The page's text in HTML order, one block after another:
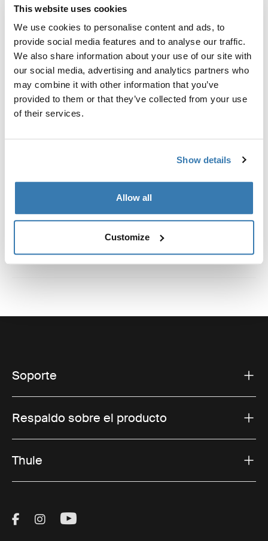
This website uses cookies
We use cookies to personalise content and ads, to
provide social media features and to analyse our traffic.
We also share information about your use of our site with
our social media, advertising and analytics partners who
may combine it with other information that you’ve
provided to them or that they’ve collected from your use
of their services.
Show details
Allow all
Customize
Kit de ajuste a la medida para montar un sistema de
portaequipajes de techo Thule en vehículos con puntos
de fijación integrados, perfil en T o puntos de fijación
de portaequipajes de instalación personalizada.
Toggle guides and instructions
Soporte
Respaldo sobre el producto
Thule
Visit Thule on Facebook (external link)
Visit Thule on Instagram (external link)
Visit Thule on Youtube (external